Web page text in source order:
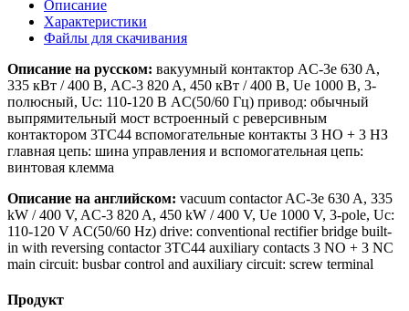
Описание
Характеристики
Файлы для скачивания
Описание на русском: вакуумный контактор AC-3e 630 A,
335 кВт / 400 В, AC-3 820 A, 450 кВт / 400 В, Ue 1000 В, 3-
полюсный, Uc: 110-120 В AC(50/60 Гц) привод: обычный
выпрямительный мост встроенный с реверсивным
контактором 3TC44 вспомогательные контакты 3 НО + 3 НЗ
главная цепь: шина управления и вспомогательная цепь:
винтовая клемма
Описание на английском: vacuum contactor AC-3e 630 A, 335
kW / 400 V, AC-3 820 A, 450 kW / 400 V, Ue 1000 V, 3-pole, Uc:
110-120 V AC(50/60 Hz) drive: conventional rectifier bridge built-
in with reversing contactor 3TC44 auxiliary contacts 3 NO + 3 NC
main circuit: busbar control and auxiliary circuit: screw terminal
Продукт